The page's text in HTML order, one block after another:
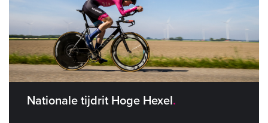
Nationale tijdrit Hoge Hexel